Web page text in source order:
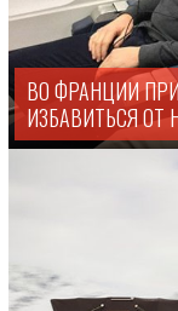
ВО ФРАНЦИИ
ИЗБАВИТЬСЯ